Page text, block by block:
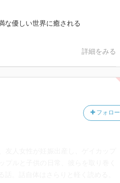
な優しい世界に癒される
詳細をみる
フォロー